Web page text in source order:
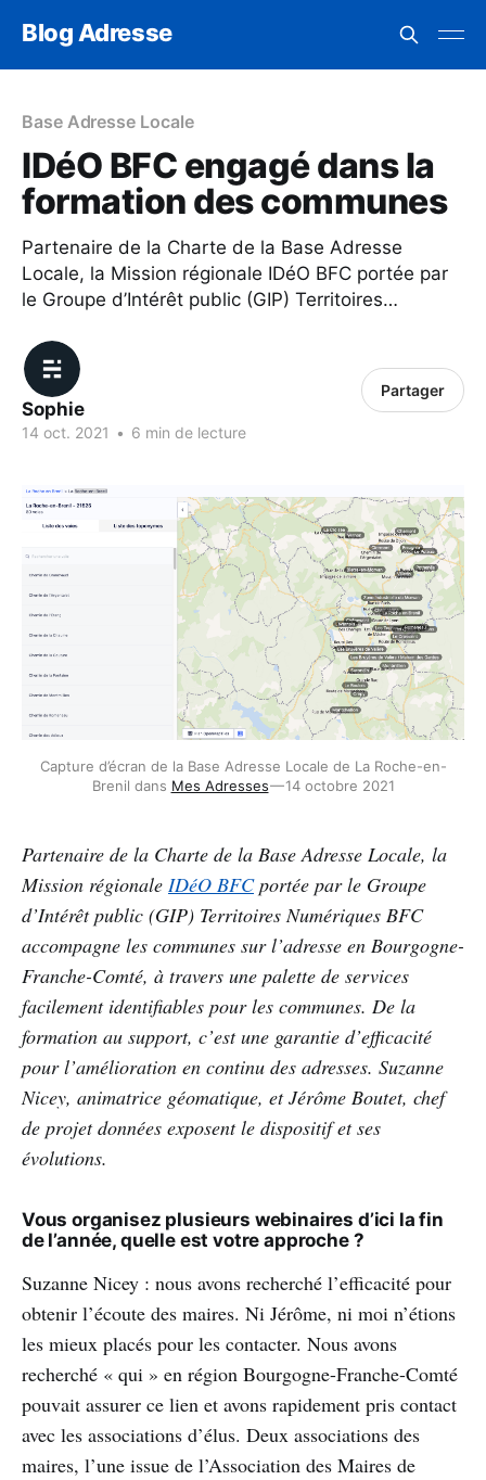
Blog Adresse
Base Adresse Locale
IDéO BFC engagé dans la
formation des communes
Partenaire de la Charte de la Base Adresse
Locale, la Mission régionale IDéO BFC portée par
le Groupe d’Intérêt public (GIP) Territoires…
Sophie
14 oct. 2021 • 6 min de lecture
Partager
Capture d’écran de la Base Adresse Locale de La Roche-en-
Brenil dans Mes Adresses — 14 octobre 2021
Partenaire de la Charte de la Base Adresse Locale, la
Mission régionale IDéO BFCportée par le Groupe
d’Intérêt public (GIP) Territoires Numériques BFC
accompagne les communes sur l’adresse en Bourgogne-
Franche-Comté, à travers une palette de services
facilement identifiables pour les communes. De la
formation au support, c’est une garantie d’efficacité
pour l’amélioration en continu des adresses. Suzanne
Nicey, animatrice géomatique, et Jérôme Boutet, chef
de projet données exposent le dispositif et ses
évolutions.
Vous organisez plusieurs webinaires d’ici la fin
de l’année, quelle est votre approche ?
Suzanne Nicey : nous avons recherché l’efficacité pour
obtenir l’écoute des maires. Ni Jérôme, ni moi n’étions
les mieux placés pour les contacter. Nous avons
recherché « qui » en région Bourgogne-Franche-Comté
pouvait assurer ce lien et avons rapidement pris contact
avec les associations d’élus. Deux associations des
maires, l’une issue de l’Association des Maires de